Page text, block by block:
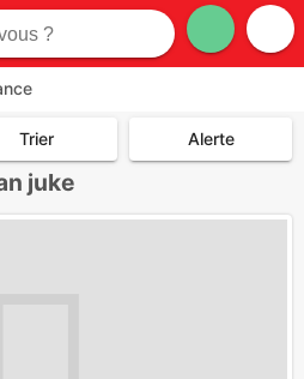
Trier Alerte
juke